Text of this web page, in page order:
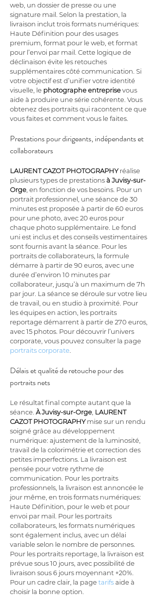
web, un dossier de presse ou une
signature mail. Selon la prestation, la
livraison inclut trois formats numériques:
Haute Définition pour des usages
premium, format pour le web, et format
pour l’envoi par mail. Cette logique de
déclinaison évite les retouches
supplémentaires côté communication. Si
votre objectif est d’unifier votre identité
visuelle, le photographe entreprise vous
aide à produire une série cohérente. Vous
obtenez des portraits qui racontent ce que
vous faites et comment vous le faites.
Prestations pour dirigeants, indépendants et
collaborateurs
LAURENT CAZOT PHOTOGRAPHY réalise
plusieurs types de prestations à Juvisy-sur-
Orge , en fonction de vos besoins. Pour un
portrait professionnel, une séance de 30
minutes est proposée à partir de 60 euros
pour une photo, avec 20 euros pour
chaque photo supplémentaire. Le fond
uni est inclus et des conseils vestimentaires
sont fournis avant la séance. Pour les
portraits de collaborateurs, la formule
démarre à partir de 90 euros, avec une
durée d’environ 10 minutes par
collaborateur, jusqu’à un maximum de 7h
par jour. La séance se déroule sur votre lieu
de travail, ou en studio à proximité. Pour
les équipes en action, les portraits
reportage démarrent à partir de 270 euros,
avec 15 photos. Pour découvrir l’univers
corporate, vous pouvez consulter la page
portraits corporate
Délais et qualité de retouche pour des
portraits nets
Le résultat final compte autant que la
séance. À Juvisy-sur-Orge LAURENT
CAZOT PHOTOGRAPHY mise sur un rendu
soigné grâce au développement
numérique: ajustement de la luminosité,
travail de la colorimétrie et correction des
petites imperfections. La livraison est
pensée pour votre rythme de
communication. Pour les portraits
professionnels, la livraison est annoncée le
jour même, en trois formats numériques:
Haute Définition, pour le web et pour
envoi par mail. Pour les portraits
collaborateurs, les formats numériques
sont également inclus, avec un délai
variable selon le nombre de personnes.
Pour les portraits reportage, la livraison est
prévue sous 10 jours, avec possibilité de
livraison sous 6 jours moyennant +20%.
Pour un cadre clair, la page tarifs aide à
choisir la bonne option.